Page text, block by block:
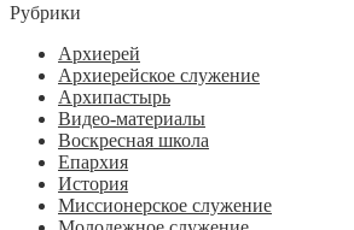
Рубрики
Архиерей
Архиерейское служение
Архипастырь
Видео-материалы
Воскресная школа
Епархия
История
Миссионерское служение